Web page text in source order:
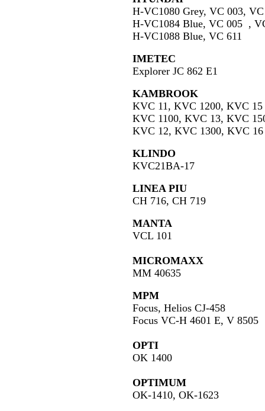
H-VC1080 Grey, VC 003,
H-VC1084 Blue, VC 005 ,
H-VC1088 Blue, VC 611
IMETEC
Explorer JC 862 E1
KAMBROOK
KVC 11, KVC 1200, KVC
KVC 1100, KVC 13, KVC
KVC 12, KVC 1300, KVC
KLINDO
KVC21BA-17
LINEA PIU
CH 716, CH 719
MANTA
VCL 101
MICROMAXX
MM 40635
MPM
Focus, Helios CJ-458
Focus VC-H 4601 E, V 8505
OPTI
OK 1400
OPTIMUM
OK-1410, OK-1623